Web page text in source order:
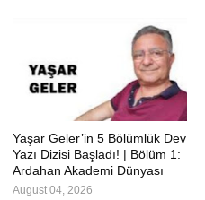
Yaşar Geler’in 5 Bölümlük Dev
Yazı Dizisi Başladı! | Bölüm 1:
Ardahan Akademi Dünyası
August 04, 2026